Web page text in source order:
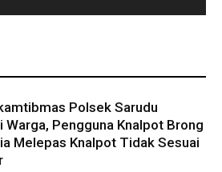
Polsek Sarudu
Warga, Pengguna Knalpot Brong
Melepas Knalpot Tidak Sesuai